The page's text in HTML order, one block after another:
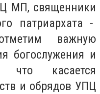
МП, священники
патриархата -
важную
богослужения и
что касается
и обрядов УПЦ